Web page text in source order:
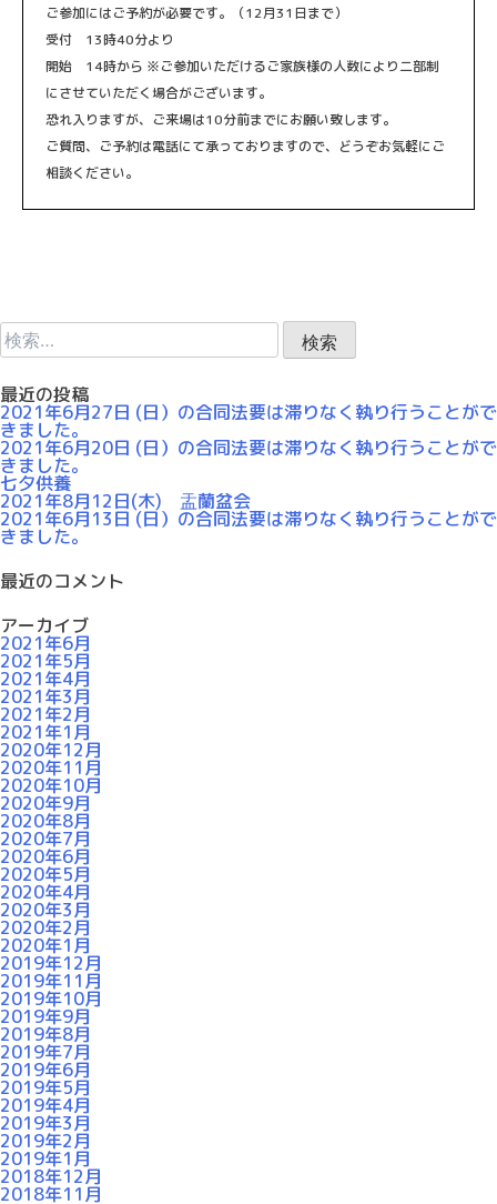
ご参加にはご予約が必要です。（12月31日まで）
受付 13時40分より
開始 14時から ※ご参加いただけるご家族様の人数により二部制
にさせていただく場合がございます。
恐れ入りますが、ご来場は10分前までにお願い致します。
ご質問、ご予約は電話にて承っておりますので、どうぞお気軽にご
相談ください。
検
索:
最近の投稿
2021年6月27日 (日）の合同法要は滞りなく執り行うことがで
きました。
2021年6月20日 (日）の合同法要は滞りなく執り行うことがで
きました。
七夕供養
2021年8月12日(木) 盂蘭盆会
2021年6月13日 (日）の合同法要は滞りなく執り行うことがで
きました。
最近のコメント
アーカイブ
2021年6月
2021年5月
2021年4月
2021年3月
2021年2月
2021年1月
2020年12月
2020年11月
2020年10月
2020年9月
2020年8月
2020年7月
2020年6月
2020年5月
2020年4月
2020年3月
2020年2月
2020年1月
2019年12月
2019年11月
2019年10月
2019年9月
2019年8月
2019年7月
2019年6月
2019年5月
2019年4月
2019年3月
2019年2月
2019年1月
2018年12月
2018年11月